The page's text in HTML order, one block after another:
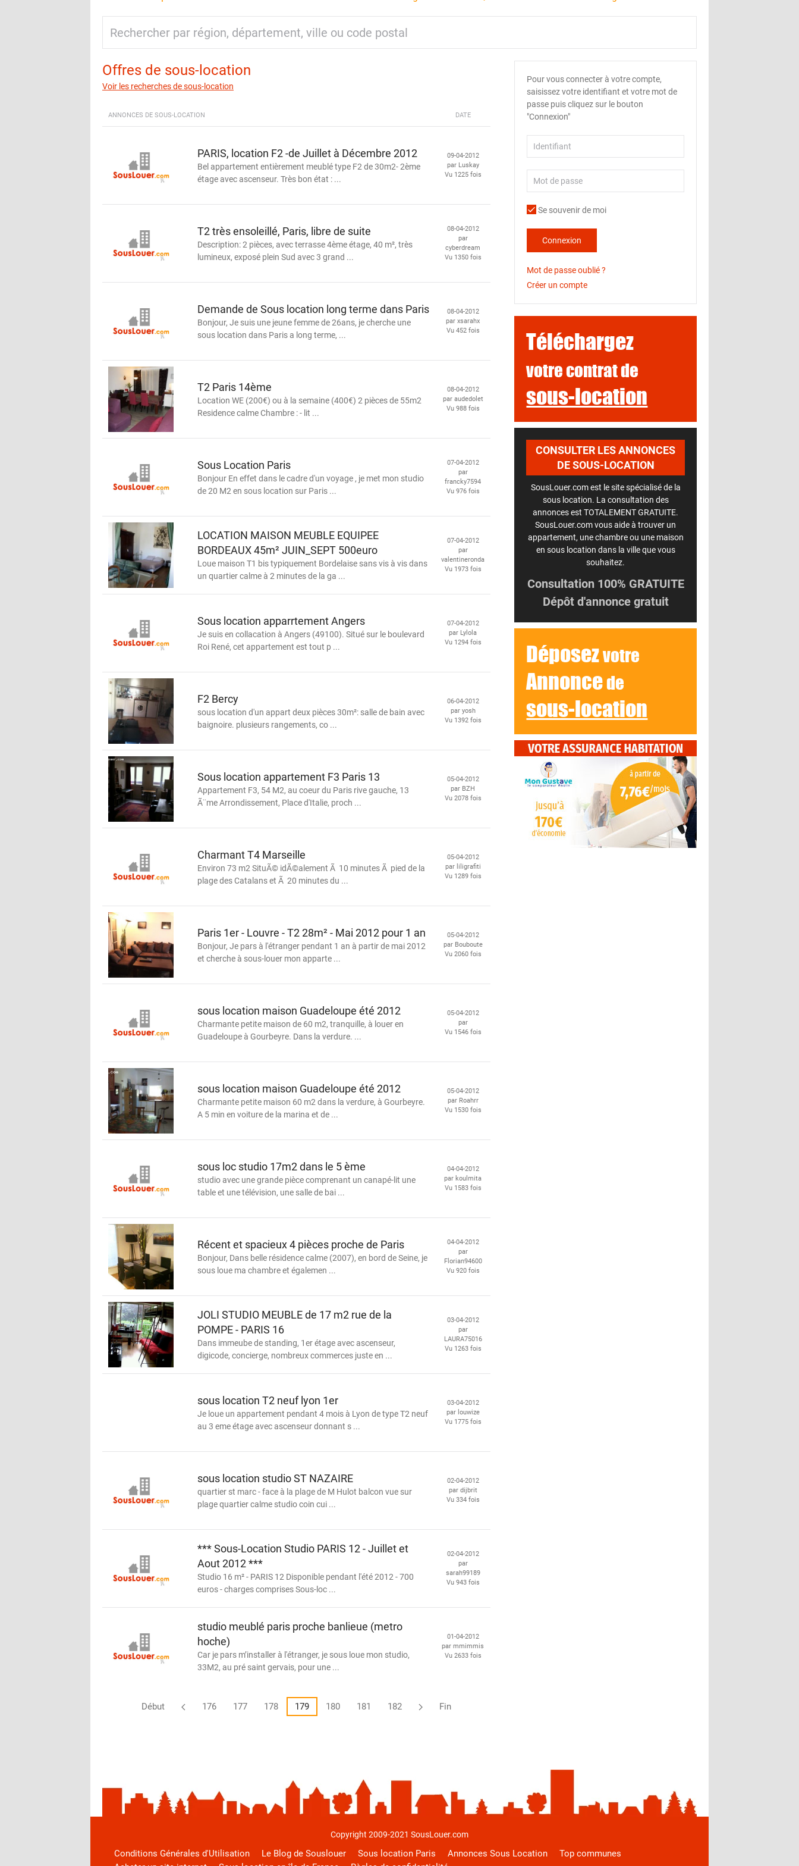
Offres de sous-location
Voir les recherches de sous-location
ANNONCES DE SOUS-LOCATION DATE
PARIS, location F2 -de Juillet à Décembre 2012
Bel appartement entièrement meublé type F2 de 30m2- 2ème
étage avec ascenseur. Très bon état : ...
09-04-2012
par Luskay
Vu 1225 fois
T2 très ensoleillé, Paris, libre de suite
Description: 2 pièces, avec terrasse 4ème étage, 40 m², très
lumineux, exposé plein Sud avec 3 grand ...
08-04-2012
par
cyberdream
Vu 1350 fois
Demande de Sous location long terme dans Paris
Bonjour, Je suis une jeune femme de 26ans, je cherche une
sous location dans Paris a long terme, ...
08-04-2012
par xsarahx
Vu 452 fois
T2 Paris 14ème
Location WE (200€) ou à la semaine (400€) 2 pièces de 55m2
Residence calme Chambre : - lit ...
08-04-2012
par audedolet
Vu 988 fois
Sous Location Paris
Bonjour En effet dans le cadre d'un voyage , je met mon studio
de 20 M2 en sous location sur Paris ...
07-04-2012
par
francky7594
Vu 976 fois
LOCATION MAISON MEUBLE EQUIPEE
BORDEAUX 45m² JUIN_SEPT 500euro
Loue maison T1 bis typiquement Bordelaise sans vis à vis dans
un quartier calme à 2 minutes de la ga ...
07-04-2012
par
valentineronda
Vu 1973 fois
Sous location apparrtement Angers
Je suis en collacation à Angers (49100). Situé sur le boulevard
Roi René, cet appartement est tout p ...
07-04-2012
par Lylola
Vu 1294 fois
F2 Bercy
sous location d'un appart deux pièces 30m²: salle de bain avec
baignoire. plusieurs rangements, co ...
06-04-2012
par yosh
Vu 1392 fois
Sous location appartement F3 Paris 13
Appartement F3, 54 M2, au coeur du Paris rive gauche, 13
Ã¨me Arrondissement, Place d'Italie, proch ...
05-04-2012
par BZH
Vu 2078 fois
Charmant T4 Marseille
Environ 73 m2 SituÃ© idÃ©alement Ã 10 minutes Ã pied de la
plage des Catalans et Ã 20 minutes du ...
05-04-2012
par liligrafiti
Vu 1289 fois
Paris 1er - Louvre - T2 28m² - Mai 2012 pour 1 an
Bonjour, Je pars à l'étranger pendant 1 an à partir de mai 2012
et cherche à sous-louer mon apparte ...
05-04-2012
par Bouboute
Vu 2060 fois
sous location maison Guadeloupe été 2012
Charmante petite maison de 60 m2, tranquille, à louer en
Guadeloupe à Gourbeyre. Dans la verdure. ...
05-04-2012
par
Vu 1546 fois
sous location maison Guadeloupe été 2012
Charmante petite maison 60 m2 dans la verdure, à Gourbeyre.
A 5 min en voiture de la marina et de ...
05-04-2012
par Roahrr
Vu 1530 fois
sous loc studio 17m2 dans le 5 ème
studio avec une grande pièce comprenant un canapé-lit une
table et une télévision, une salle de bai ...
04-04-2012
par koulmita
Vu 1583 fois
Récent et spacieux 4 pièces proche de Paris
Bonjour, Dans belle résidence calme (2007), en bord de Seine, je
sous loue ma chambre et égalemen ...
04-04-2012
par
Florian94600
Vu 920 fois
JOLI STUDIO MEUBLE de 17 m2 rue de la
POMPE - PARIS 16
Dans immeube de standing, 1er étage avec ascenseur,
digicode, concierge, nombreux commerces juste en ...
03-04-2012
par
LAURA75016
Vu 1263 fois
sous location T2 neuf lyon 1er
Je loue un appartement pendant 4 mois à Lyon de type T2 neuf
au 3 eme étage avec ascenseur donnant s ...
03-04-2012
par louwize
Vu 1775 fois
sous location studio ST NAZAIRE
quartier st marc - face à la plage de M Hulot balcon vue sur
plage quartier calme studio coin cui ...
02-04-2012
par dijbrit
Vu 334 fois
*** Sous-Location Studio PARIS 12 - Juillet et
Aout 2012 ***
Studio 16 m² - PARIS 12 Disponible pendant l'été 2012 - 700
euros - charges comprises Sous-loc ...
02-04-2012
par
sarah99189
Vu 943 fois
studio meublé paris proche banlieue (metro
hoche)
Car je pars m’installer à l'étranger, je sous loue mon studio,
33M2, au pré saint gervais, pour une ...
01-04-2012
par mmimmis
Vu 2633 fois
Début 176 177 178 179 180 181 182 Fin
Pour vous connecter à votre compte,
saisissez votre identifiant et votre mot de
passe puis cliquez sur le bouton
"Connexion"
Se souvenir de moi
Connexion
Mot de passe oublié ?
Créer un compte
Téléchargez
votre contrat de
sous-location
CONSULTER LES ANNONCES
DE SOUS-LOCATION
SousLouer.com est le site spécialisé de la
sous location. La consultation des
annonces est TOTALEMENT GRATUITE.
SousLouer.com vous aide à trouver un
appartement, une chambre ou une maison
en sous location dans la ville que vous
souhaitez.
Consultation 100% GRATUITE
Dépôt d'annonce gratuit
Déposezvotre
Annoncede
sous-location
Copyright 2009-2021 SousLouer.com
Conditions Générales d'Utilisation Le Blog de Souslouer Sous location Paris Annonces Sous Location
Top communes